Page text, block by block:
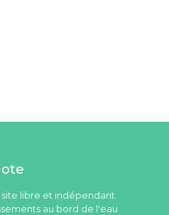
libre et indépendant.
au bord de l'eau